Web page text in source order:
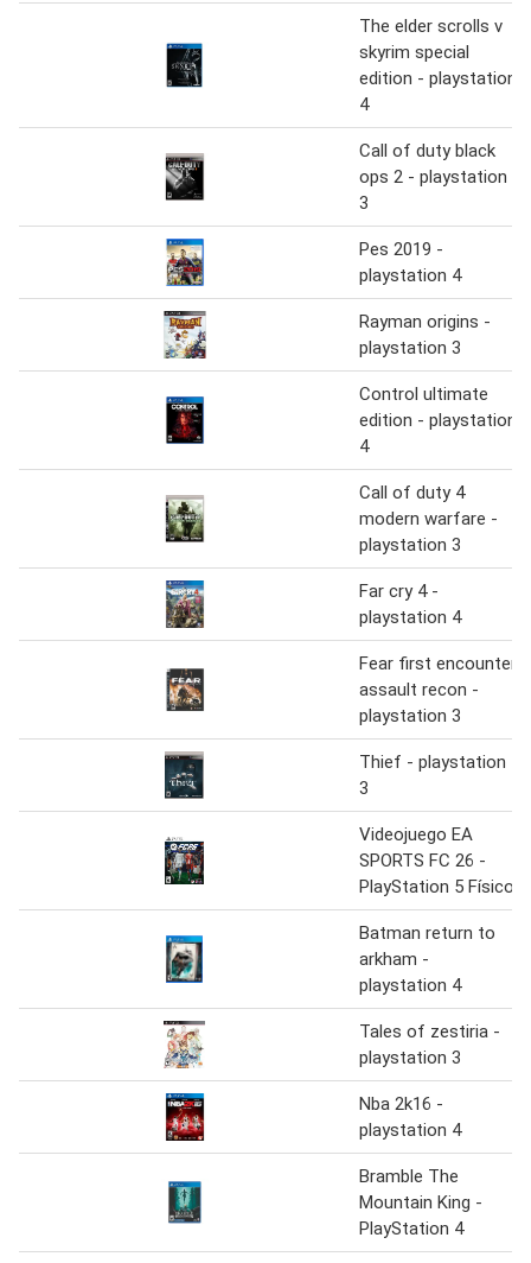
The elder scrolls v
skyrim special
edition - playstation
4
Call of duty black
ops 2 - playstation
3
Pes 2019 -
playstation 4
Rayman origins -
playstation 3
Control ultimate
edition - playstation
4
Call of duty 4
modern warfare -
playstation 3
Far cry 4 -
playstation 4
Fear first encounter
assault recon -
playstation 3
Thief - playstation
3
Videojuego EA
SPORTS FC 26 -
PlayStation 5 Físico
Batman return to
arkham -
playstation 4
Tales of zestiria -
playstation 3
Nba 2k16 -
playstation 4
Bramble The
Mountain King -
PlayStation 4